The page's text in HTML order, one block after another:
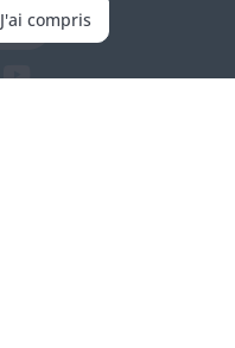
J'ai compris